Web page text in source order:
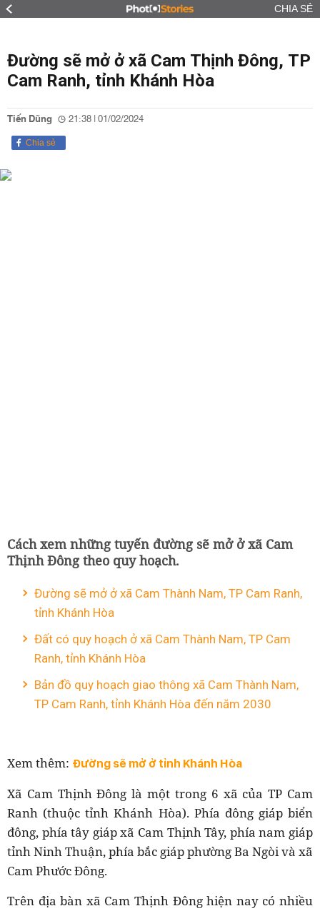
CHIA SẺ
Đường sẽ mở ở xã Cam Thịnh Đông, TP
Cam Ranh, tỉnh Khánh Hòa
Tiến Dũng 21:38 | 01/02/2024
Chia sẻ
Cách xem những tuyến đường sẽ mở ở xã Cam
Thịnh Đông theo quy hoạch.
Đường sẽ mở ở xã Cam Thành Nam, TP Cam Ranh,
tỉnh Khánh Hòa
Đất có quy hoạch ở xã Cam Thành Nam, TP Cam
Ranh, tỉnh Khánh Hòa
Bản đồ quy hoạch giao thông xã Cam Thành Nam,
TP Cam Ranh, tỉnh Khánh Hòa đến năm 2030
Xem thêm: Đường sẽ mở ở tỉnh Khánh Hòa
Xã Cam Thịnh Đông là một trong 6 xã của TP Cam
Ranh (thuộc tỉnh Khánh Hòa). Phía đông giáp biển
đông, phía tây giáp xã Cam Thịnh Tây, phía nam giáp
tỉnh Ninh Thuận, phía bắc giáp phường Ba Ngòi và xã
Cam Phước Đông.
Trên địa bàn xã Cam Thịnh Đông hiện nay có nhiều